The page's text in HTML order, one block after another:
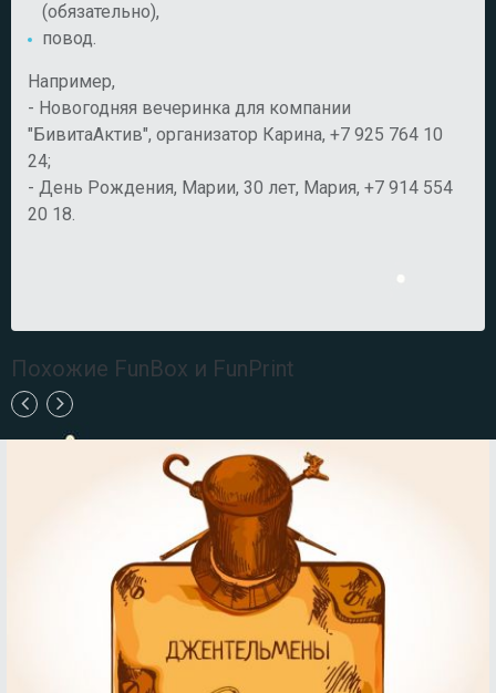
(обязательно),
повод.
Например,
- Новогодняя вечеринка для компании
"БивитаАктив", организатор Карина, +7 925 764 10
24;
- День Рождения, Марии, 30 лет, Мария, +7 914 554
20 18.
Похожие FunBox и FunPrint